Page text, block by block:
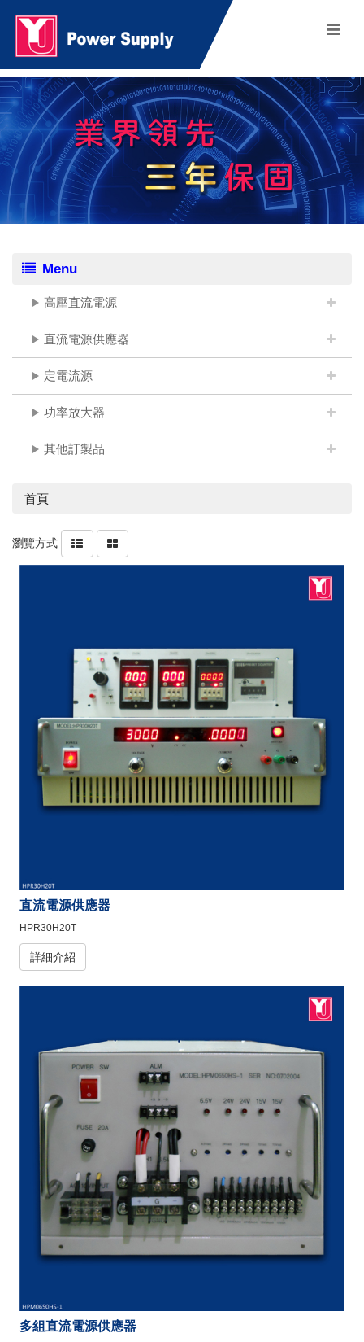
Menu
高壓直流電源
直流電源供應器
定電流源
功率放大器
其他訂製品
首頁
瀏覽方式
直流電源供應器
HPR30H20T
詳細介紹
多組直流電源供應器